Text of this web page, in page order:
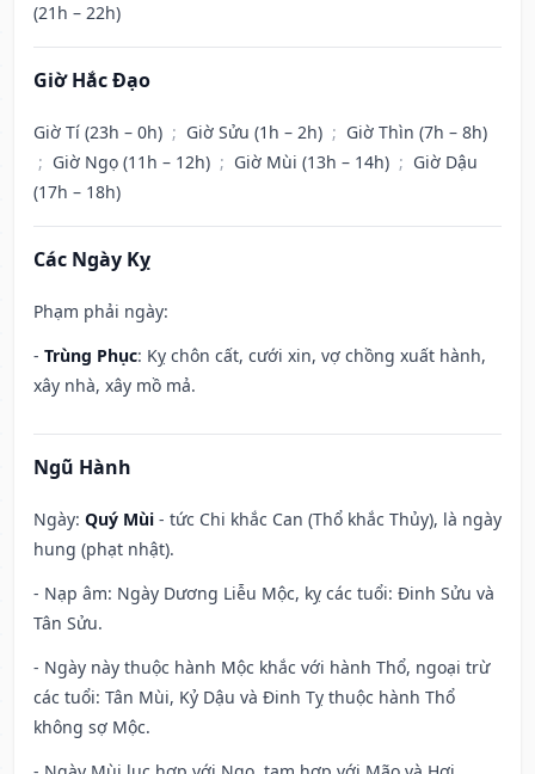
(21h – 22h)
Giờ Hắc Đạo
Giờ Tí (23h – 0h) ; Giờ Sửu (1h – 2h) ; Giờ Thìn (7h – 8h)
; Giờ Ngọ (11h – 12h) ; Giờ Mùi (13h – 14h) ; Giờ Dậu
(17h – 18h)
Các Ngày Kỵ
Phạm phải ngày:
- Trùng Phục: Kỵ chôn cất, cưới xin, vợ chồng xuất hành,
xây nhà, xây mồ mả.
Ngũ Hành
Ngày: Quý Mùi - tức Chi khắc Can (Thổ khắc Thủy), là ngày
hung (phạt nhật).
- Nạp âm: Ngày Dương Liễu Mộc, kỵ các tuổi: Đinh Sửu và
Tân Sửu.
- Ngày này thuộc hành Mộc khắc với hành Thổ, ngoại trừ
các tuổi: Tân Mùi, Kỷ Dậu và Đinh Tỵ thuộc hành Thổ
không sợ Mộc.